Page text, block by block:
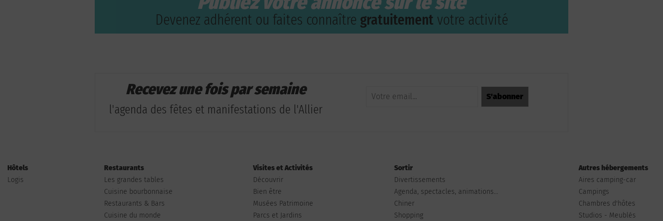
Devenez adhérent ou faites connaître gratuitement votre activité
Recevez une fois par semaine
l'agenda des fêtes et manifestations de l'Allier
Hôtels
Logis
Restaurants
Les grandes tables
Cuisine bourbonnaise
Restaurants & Bars
Cuisine du monde
Visites et Activités
Découvrir
Bien être
Musées Patrimoine
Parcs et Jardins
Sortir
Divertissements
Agenda, spectacles, animations...
Chiner
Shopping
Autres hébergements
Aires camping-car
Campings
Chambres d'hôtes
Studios - Meublés